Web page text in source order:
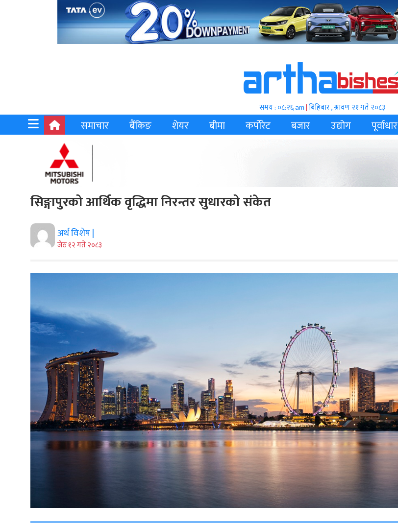
समय : ०८:२६ am|बिहिबार , श्रावण २१ गते २०८३
समाचार बैंकिङ शेयर बीमा कर्पोरेट बजार उद्योग पूर्वाधार
सिङ्गापुरको आर्थिक वृद्धिमा निरन्तर सुधारको संकेत
अर्थ विशेष |
जेठ १२ गते २०८३